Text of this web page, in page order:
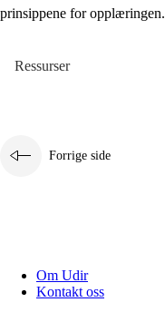
prinsippene for opplæringen.
Ressurser
Forrige side
Om Udir
Kontakt oss